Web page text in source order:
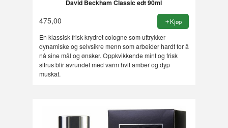
David Beckham Classic edt 90ml
475,00 Kjøp
En klassisk frisk krydret cologne som uttrykker
dynamiske og selvsikre menn som arbeider hardt for å
nå sine mål og ønsker. Oppkvikkende mint og frisk
sitrus blir avrundet med varm hvit amber og dyp
muskat.